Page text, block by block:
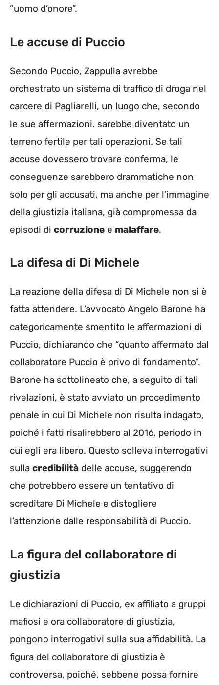
“uomo d’onore”.
Le accuse di Puccio
Secondo Puccio, Zappulla avrebbe
orchestrato un sistema di traffico di droga nel
carcere di Pagliarelli, un luogo che, secondo
le sue affermazioni, sarebbe diventato un
terreno fertile per tali operazioni. Se tali
accuse dovessero trovare conferma, le
conseguenze sarebbero drammatiche non
solo per gli accusati, ma anche per l’immagine
della giustizia italiana, già compromessa da
episodi di corruzione e malaffare.
La difesa di Di Michele
La reazione della difesa di Di Michele non si è
fatta attendere. L’avvocato Angelo Barone ha
categoricamente smentito le affermazioni di
Puccio, dichiarando che “quanto affermato dal
collaboratore Puccio è privo di fondamento”.
Barone ha sottolineato che, a seguito di tali
rivelazioni, è stato avviato un procedimento
penale in cui Di Michele non risulta indagato,
poiché i fatti risalirebbero al 2016, periodo in
cui egli era libero. Questo solleva interrogativi
sulla credibilità delle accuse, suggerendo
che potrebbero essere un tentativo di
screditare Di Michele e distogliere
l’attenzione dalle responsabilità di Puccio.
La figura del collaboratore di
giustizia
Le dichiarazioni di Puccio, ex affiliato a gruppi
mafiosi e ora collaboratore di giustizia,
pongono interrogativi sulla sua affidabilità. La
figura del collaboratore di giustizia è
controversa, poiché, sebbene possa fornire